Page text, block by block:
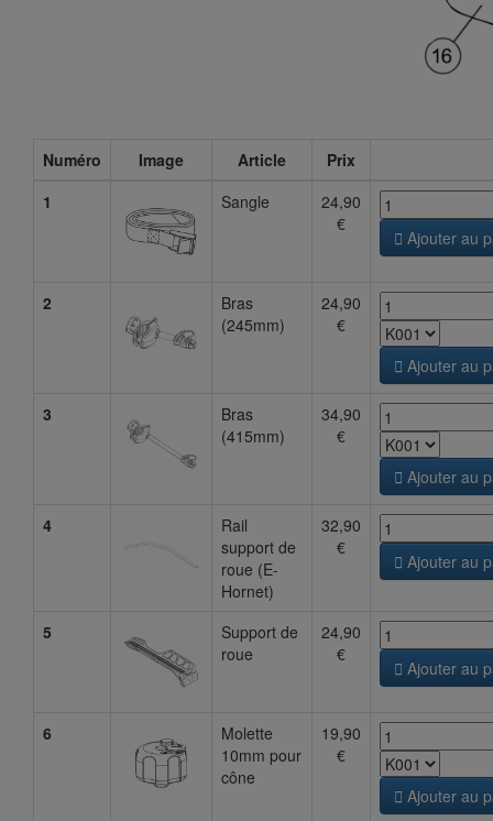
Numéro Image Article
Prix
1
Sangle
24,90
€
 Ajouter au
2
Bras
(245mm)
24,90
€
 Ajouter au
3
Bras
(415mm)
34,90
€
 Ajouter au
4
Rail
support de
roue (E-
Hornet)
32,90
€
 Ajouter au
5
Support de
roue
24,90
€
 Ajouter au
6
Molette
10mm pour
cône
19,90
€
 Ajouter au